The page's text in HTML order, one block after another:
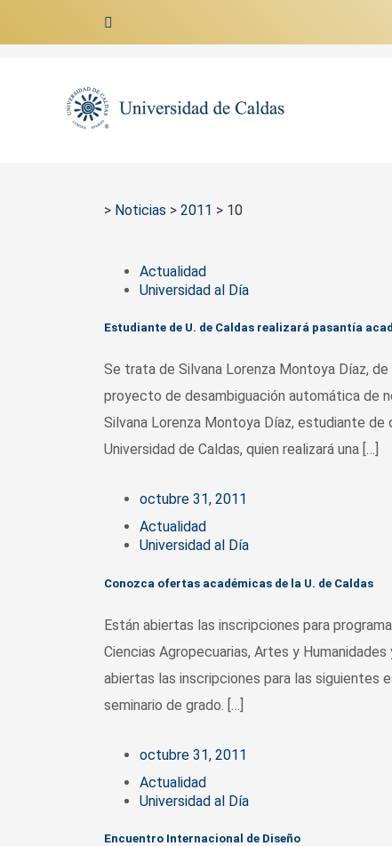
> Noticias > 2011 > 10
Actualidad
Universidad al Día
Estudiante de U. de Caldas realizará pasantía
Se trata de Silvana Lorenza Montoya Díaz,
proyecto de desambiguación automática de
Silvana Lorenza Montoya Díaz, estudiante
Universidad de Caldas, quien realizará una […]
octubre 31, 2011
Actualidad
Universidad al Día
Conozca ofertas académicas de la U. de Caldas
Están abiertas las inscripciones para
Ciencias Agropecuarias, Artes y
abiertas las inscripciones para las siguientes
seminario de grado. […]
octubre 31, 2011
Actualidad
Universidad al Día
Encuentro Internacional de Diseño